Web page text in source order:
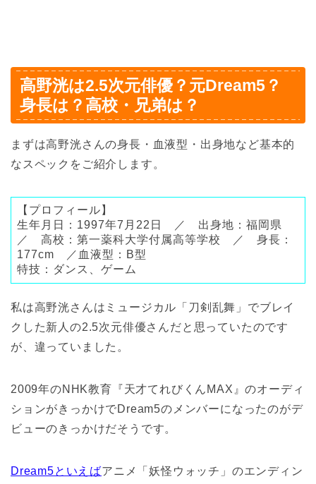
高野洸は2.5次元俳優？元Dream5？
身長は？高校・兄弟は？
まずは高野洸さんの身長・血液型・出身地など基本的
なスペックをご紹介します。
【プロフィール】
生年月日：1997年7月22日 ／ 出身地：福岡県
／ 高校：第一薬科大学付属高等学校 ／ 身長：
177cm ／血液型：B型
特技：ダンス、ゲーム
私は高野洸さんはミュージカル「刀剣乱舞」でブレイ
クした新人の2.5次元俳優さんだと思っていたのです
が、違っていました。
2009年のNHK教育『天才てれびくんMAX』のオーディ
ションがきっかけでDream5のメンバーになったのがデ
ビューのきっかけだそうです。
Dream5といえばアニメ「妖怪ウォッチ」のエンディン